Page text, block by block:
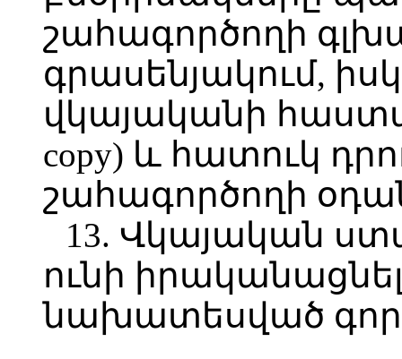
շահագործողի
գրասենյակում,
վկայականի
copy) և հատուկ
շահագործողի
13. Վկայական
ունի
նախատեսված